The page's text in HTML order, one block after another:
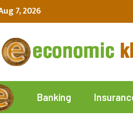
7, 2026
Banking